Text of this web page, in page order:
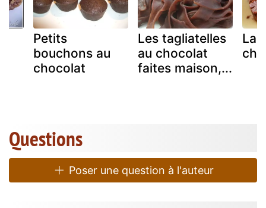
Petits
bouchons au
chocolat
Les tagliatelles
au chocolat
faites maison,...
La
Questions
Poser une question à l'auteur